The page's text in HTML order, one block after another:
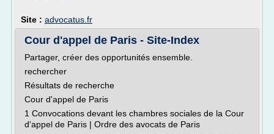
Site : advocatus.fr
Cour d'appel de Paris - Site-Index
Partager, créer des opportunités ensemble.
rechercher
Résultats de recherche
Cour d'appel de Paris
1 Convocations devant les chambres sociales de la Cour
d'appel de Paris | Ordre des avocats de Paris